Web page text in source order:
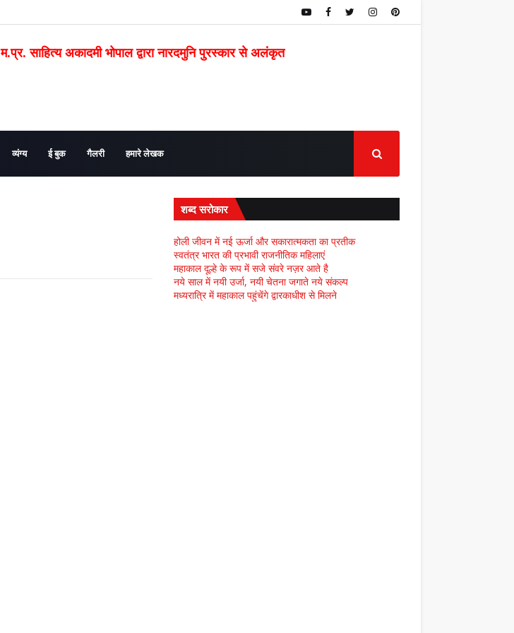
म.प्र. साहित्य अकादमी भोपाल द्वारा नारदमुनि पुरस्कार से अलंकृत
व्यंग्य ई बुक गैलरी हमारे लेखक
शब्द सरोकार
होली जीवन में नई ऊर्जा और सकारात्मकता का प्रतीक
स्वतंत्र भारत की प्रभावी राजनीतिक महिलाएं
महाकाल दूल्हे के रूप में सजे संवरे नज़र आते है
नये साल में नयी उर्जा, नयी चेतना जगाते नये संकल्प
मध्यरात्रि में महाकाल पहुंचेंगे द्वारकाधीश से मिलने